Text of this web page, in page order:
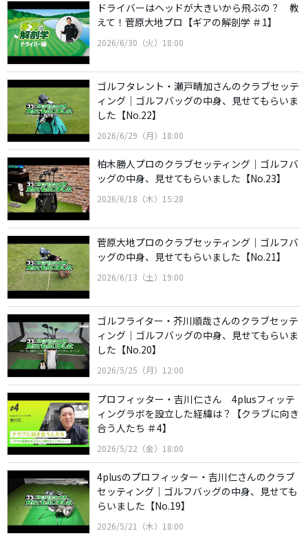
ドライバーはヘッドが大きいから飛ぶの？ 教
えて！菅原大地プロ【ギアの解剖学 ＃1】
2026/6/30（火）18:00
ゴルフタレント・瀬戸晴加さんのクラブセッテ
ィング｜ゴルフバッグの中身、見せてもらいま
した【No.22】
2026/6/29（月）18:00
柏木勝人プロのクラブセッティング｜ゴルフバ
ッグの中身、見せてもらいました【No.23】
2026/6/18（木）15:28
菅原大地プロのクラブセッティング｜ゴルフバ
ッグの中身、見せてもらいました【No.21】
2026/6/13（土）19:00
ゴルフライター・芥川順哉さんのクラブセッテ
ィング｜ゴルフバッグの中身、見せてもらいま
した【No.20】
2026/5/25（月）12:00
プロフィッター・吉川仁さん 4plusフィッテ
ィングラボを設立した経緯は？【クラブに向き
合う人たち ＃4】
2026/5/22（金）18:00
4plusのプロフィッター・吉川仁さんのクラブ
セッティング｜ゴルフバッグの中身、見せても
らいました【No.19】
2026/5/21（木）18:00